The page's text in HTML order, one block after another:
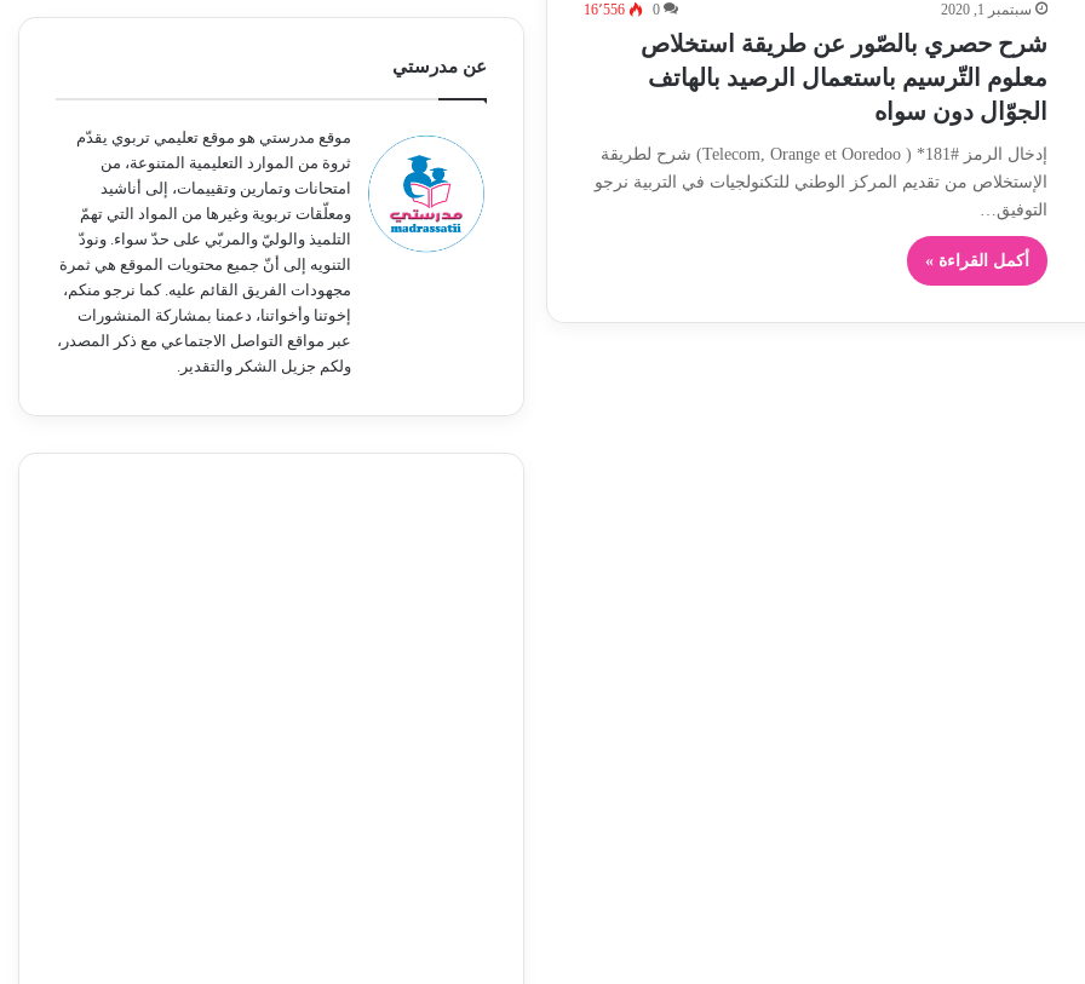
سبتمبر 1, 2020 0 16٬556
شرح حصري بالصّور عن طريقة استخلاص
معلوم التّرسيم باستعمال الرصيد بالهاتف
الجوّال دون سواه
إدخال الرمز #181* ( Telecom, Orange et Ooredoo) شرح لطريقة
الإستخلاص من تقديم المركز الوطني للتكنولجيات في التربية نرجو
التوفيق…
أكمل القراءة »
عن مدرستي
موقع مدرستي هو موقع تعليمي تربوي يقدّم
ثروة من الموارد التعليمية المتنوعة، من
امتحانات وتمارين وتقييمات، إلى أناشيد
ومعلّقات تربوية وغيرها من المواد التي تهمّ
التلميذ والوليّ والمربّي على حدّ سواء. ونودّ
التنويه إلى أنّ جميع محتويات الموقع هي ثمرة
مجهودات الفريق القائم عليه. كما نرجو منكم،
إخوتنا وأخواتنا، دعمنا بمشاركة المنشورات
عبر مواقع التواصل الاجتماعي مع ذكر المصدر،
ولكم جزيل الشكر والتقدير.